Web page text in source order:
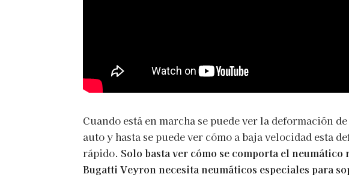
Cuando está en marcha se puede ver la deformación
auto y hasta se puede ver cómo a baja velocidad esta
rápido. Solo basta ver cómo se comporta el
Bugatti Veyron necesita neumáticos especiales para